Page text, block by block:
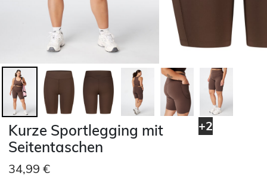
+2
Kurze Sportlegging mit
Seitentaschen
34,99 €